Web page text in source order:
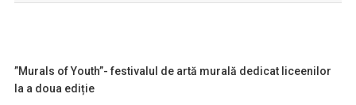
”Murals of Youth”- festivalul de artă murală dedicat liceenilor
la a doua ediție